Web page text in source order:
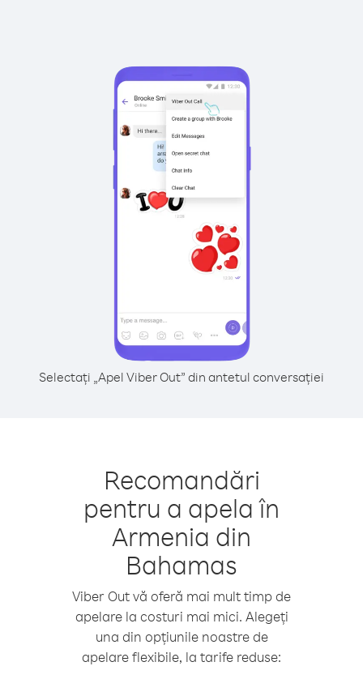
Selectați „Apel Viber Out” din antetul conversației
Recomandări
pentru a apela în
Armenia din
Bahamas
Viber Out vă oferă mai mult timp de
apelare la costuri mai mici. Alegeți
una din opțiunile noastre de
apelare flexibile, la tarife reduse: